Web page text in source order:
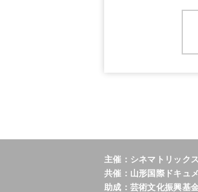
主催：シネマトリックス
共催：山形国際ドキュ
助成：芸術文化振興基